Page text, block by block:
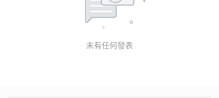
未有任何發表